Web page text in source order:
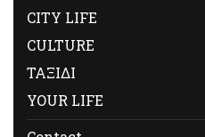
CITY LIFE
CULTURE
ΤΑΞΙΔΙ
YOUR LIFE